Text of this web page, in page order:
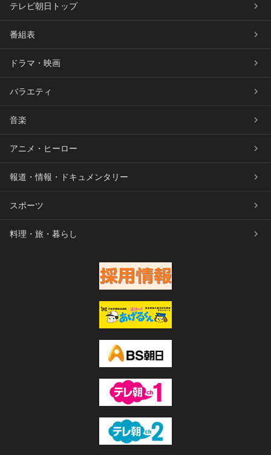
テレビ朝日トップ
番組表
ドラマ・映画
バラエティ
音楽
アニメ・ヒーロー
報道・情報・ドキュメンタリー
スポーツ
料理・旅・暮らし